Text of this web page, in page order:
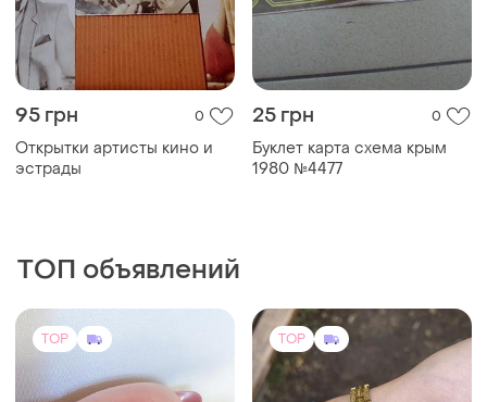
95 грн 0
Открытки артисты кино и
эстрады
25 грн 0
Буклет карта схема крым
1980 №4477
ТОП объявлений
TOP TOP